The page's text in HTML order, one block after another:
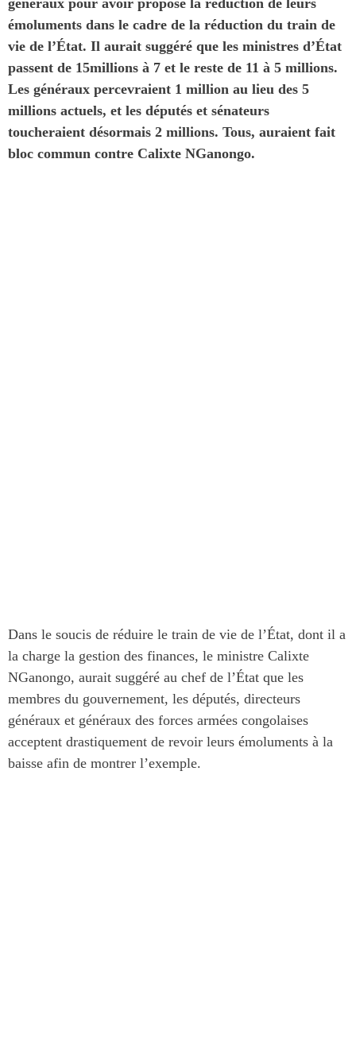
émoluments dans le cadre de la réduction du train de
vie de l’État. Il aurait suggéré que les ministres d’État
passent de 15millions à 7 et le reste de 11 à 5 millions.
Les généraux percevraient 1 million au lieu des 5
millions actuels, et les députés et sénateurs
toucheraient désormais 2 millions. Tous, auraient fait
bloc commun contre Calixte NGanongo.
Dans le soucis de réduire le train de vie de l’État, dont il a
la charge la gestion des finances, le ministre Calixte
NGanongo, aurait suggéré au chef de l’État que les
membres du gouvernement, les députés, directeurs
généraux et généraux des forces armées congolaises
acceptent drastiquement de revoir leurs émoluments à la
baisse afin de montrer l’exemple.